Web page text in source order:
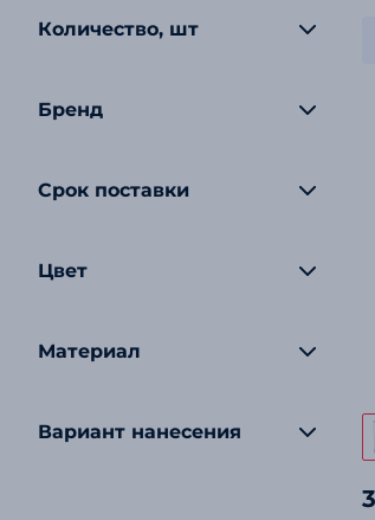
Количество, шт
Бренд
Срок поставки
Цвет
Материал
Вариант нанесения